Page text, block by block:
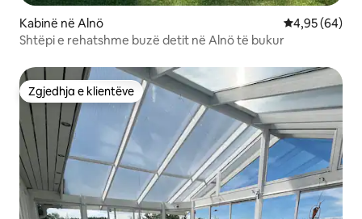
Kabinë në Alnö Vlerësimi
4,95 (64)
Shtëpi e rehatshme buzë detit në Alnö të bukur
Zgjedhja e klientëve
Zgjedhja e klientëve